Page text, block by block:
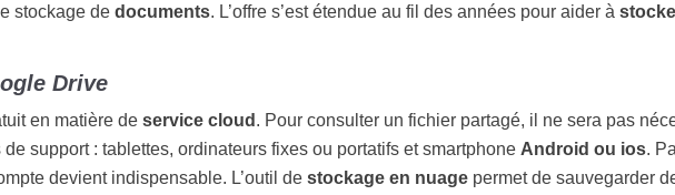
stockage de documents. L’offre s’est étendue au fil des années pour aider à
Drive
en matière de service cloud . Pour consulter un fichier partagé, il ne sera pas
support : tablettes, ordinateurs fixes ou portatifs et smartphone Android ou ios.
devient indispensable. L’outil de stockage en nuage permet de sauvegarder